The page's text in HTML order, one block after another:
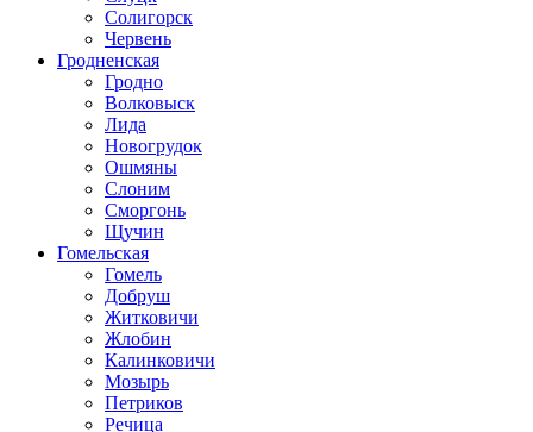
Солигорск
Червень
Гродненская
Гродно
Волковыск
Лида
Новогрудок
Ошмяны
Слоним
Сморгонь
Щучин
Гомельская
Гомель
Добруш
Житковичи
Жлобин
Калинковичи
Мозырь
Петриков
Речица